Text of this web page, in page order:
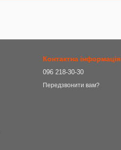
Контактна інформація
096 218-30-30
Передзвонити вам?